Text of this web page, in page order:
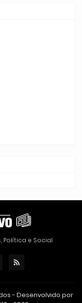
Política e Social
- Desenvolvido por